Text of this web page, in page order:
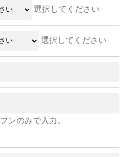
選択してください
選択してください
ンのみで入力。